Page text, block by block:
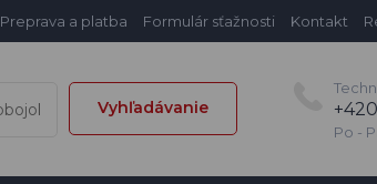
Preprava a platba Formulár sťažnosti Kontakt
Vyhľadávanie +420
Po -